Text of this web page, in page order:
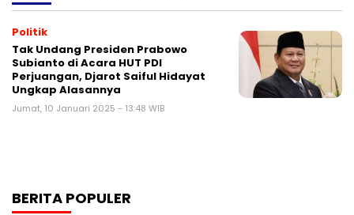
Politik
Tak Undang Presiden Prabowo
Subianto di Acara HUT PDI
Perjuangan, Djarot Saiful Hidayat
Ungkap Alasannya
Jumat, 10 Januari 2025 - 13:48 WIB
BERITA POPULER